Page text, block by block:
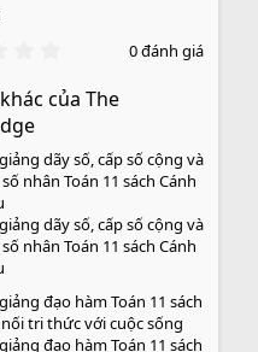
0
0
o
0 đánh giá
của The
liệudãy số, cấp số cộng và
nhân Toán 11 sách Cánh
dãy số, cấp số cộng và
nhân Toán 11 sách Cánh
liệuđạo hàm Toán 11 sách
tri thức với cuộc sống
đạo hàm Toán 11 sách